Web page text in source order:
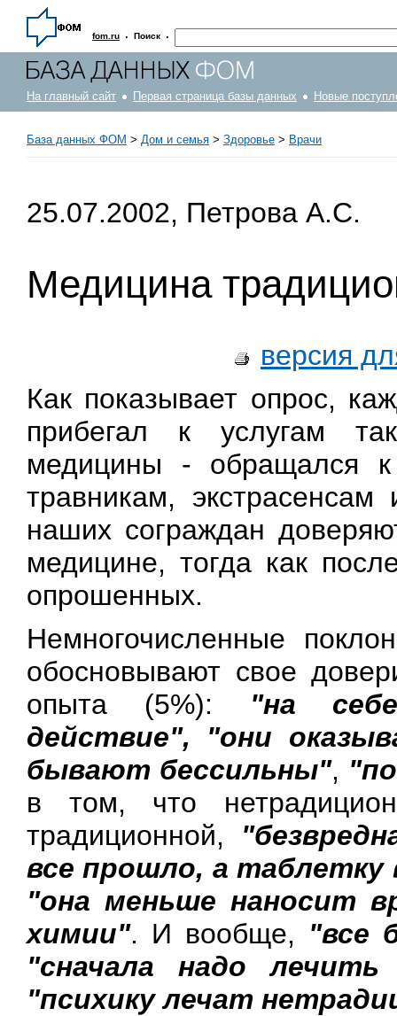
fom.ru · Поиск ·
На главный сайт Первая страница базы данных Новые
База данных ФОМ > Дом и семья > Здоровье > Врачи
25.07.2002, Петрова А.С.
Медицина
версия
Как показывает опрос,
прибегал к услугам
медицины - обращался
травникам,
наших сограждан
медицине, тогда как
опрошенных.
Немногочисленные
обосновывают свое
опыта (5%): "на
действие", "они
бывают бессильны",
в том, что
традиционной,
все прошло, а
"она меньше наносит
химии". И вообще, "все
"сначала надо
"психику лечат